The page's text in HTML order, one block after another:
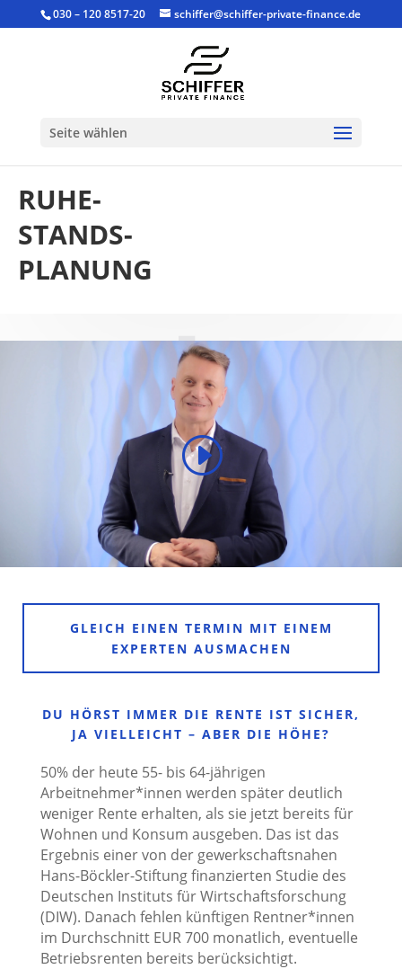
030 – 120 8517-20 schiffer@schiffer-private-finance.de
Seite wählen
RUHE-
STANDS-
PLANUNG
GLEICH EINEN TERMIN MIT EINEM
EXPERTEN AUSMACHEN
DU HÖRST IMMER DIE RENTE IST SICHER,
JA VIELLEICHT – ABER DIE HÖHE?
50% der heute 55- bis 64-jährigen
Arbeitnehmer*innen werden später deutlich
weniger Rente erhalten, als sie jetzt bereits für
Wohnen und Konsum ausgeben. Das ist das
Ergebnis einer von der gewerkschaftsnahen
Hans-Böckler-Stiftung finanzierten Studie des
Deutschen Instituts für Wirtschaftsforschung
(DIW). Danach fehlen künftigen Rentner*innen
im Durchschnitt EUR 700 monatlich, eventuelle
Betriebsrenten bereits berücksichtigt.